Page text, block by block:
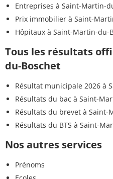
Entreprises à Saint-Martin-
Prix immobilier à Saint-
Hôpitaux à Saint-Martin-du-
Tous les résultats
du-Boschet
Résultat municipale 2026 à
Résultats du bac à Saint-
Résultats du brevet à Saint-
Résultats du BTS à Saint-
Nos autres services
Prénoms